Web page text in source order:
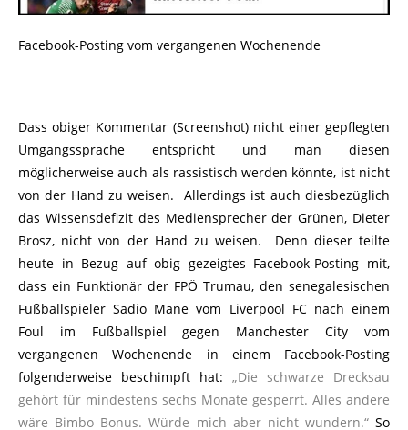
Facebook-Posting vom vergangenen Wochenende
Dass obiger Kommentar (Screenshot) nicht einer gepflegten
Umgangssprache entspricht und man diesen
möglicherweise auch als rassistisch werden könnte, ist nicht
von der Hand zu weisen. Allerdings ist auch diesbezüglich
das Wissensdefizit des Mediensprecher der Grünen, Dieter
Brosz, nicht von der Hand zu weisen. Denn dieser teilte
heute in Bezug auf obig gezeigtes Facebook-Posting mit,
dass ein Funktionär der FPÖ Trumau, den senegalesischen
Fußballspieler Sadio Mane vom Liverpool FC nach einem
Foul im Fußballspiel gegen Manchester City vom
vergangenen Wochenende in einem Facebook-Posting
folgenderweise beschimpft hat: „Die schwarze Drecksau
gehört für mindestens sechs Monate gesperrt. Alles andere
wäre Bimbo Bonus. Würde mich aber nicht wundern.“ So